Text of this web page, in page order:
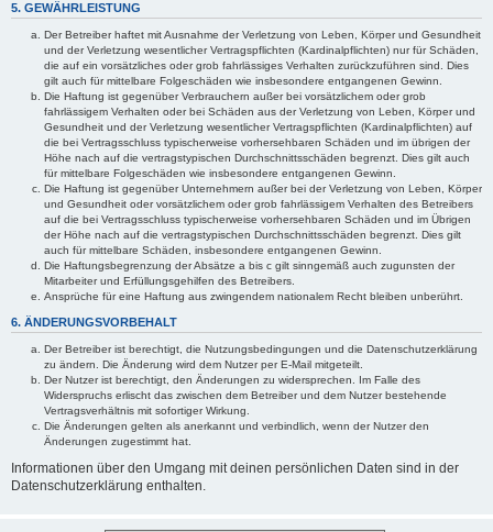
5. GEWÄHRLEISTUNG
Der Betreiber haftet mit Ausnahme der Verletzung von Leben, Körper und Gesundheit
und der Verletzung wesentlicher Vertragspflichten (Kardinalpflichten) nur für Schäden,
die auf ein vorsätzliches oder grob fahrlässiges Verhalten zurückzuführen sind. Dies
gilt auch für mittelbare Folgeschäden wie insbesondere entgangenen Gewinn.
Die Haftung ist gegenüber Verbrauchern außer bei vorsätzlichem oder grob
fahrlässigem Verhalten oder bei Schäden aus der Verletzung von Leben, Körper und
Gesundheit und der Verletzung wesentlicher Vertragspflichten (Kardinalpflichten) auf
die bei Vertragsschluss typischerweise vorhersehbaren Schäden und im übrigen der
Höhe nach auf die vertragstypischen Durchschnittsschäden begrenzt. Dies gilt auch
für mittelbare Folgeschäden wie insbesondere entgangenen Gewinn.
Die Haftung ist gegenüber Unternehmern außer bei der Verletzung von Leben, Körper
und Gesundheit oder vorsätzlichem oder grob fahrlässigem Verhalten des Betreibers
auf die bei Vertragsschluss typischerweise vorhersehbaren Schäden und im Übrigen
der Höhe nach auf die vertragstypischen Durchschnittsschäden begrenzt. Dies gilt
auch für mittelbare Schäden, insbesondere entgangenen Gewinn.
Die Haftungsbegrenzung der Absätze a bis c gilt sinngemäß auch zugunsten der
Mitarbeiter und Erfüllungsgehilfen des Betreibers.
Ansprüche für eine Haftung aus zwingendem nationalem Recht bleiben unberührt.
6. ÄNDERUNGSVORBEHALT
Der Betreiber ist berechtigt, die Nutzungsbedingungen und die Datenschutzerklärung
zu ändern. Die Änderung wird dem Nutzer per E-Mail mitgeteilt.
Der Nutzer ist berechtigt, den Änderungen zu widersprechen. Im Falle des
Widerspruchs erlischt das zwischen dem Betreiber und dem Nutzer bestehende
Vertragsverhältnis mit sofortiger Wirkung.
Die Änderungen gelten als anerkannt und verbindlich, wenn der Nutzer den
Änderungen zugestimmt hat.
Informationen über den Umgang mit deinen persönlichen Daten sind in der
Datenschutzerklärung enthalten.